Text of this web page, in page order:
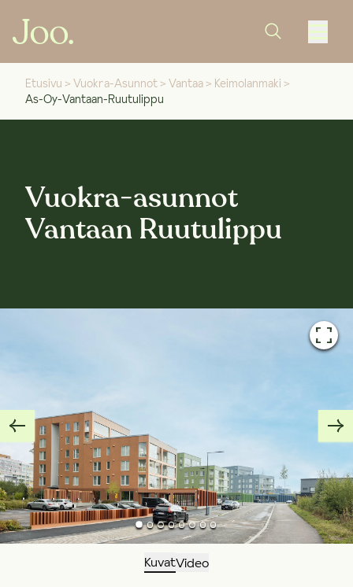
Etusivu > Vuokra-Asunnot > Vantaa > Keimolanmaki >
As-Oy-Vantaan-Ruutulippu
Vuokra-asunnot
Vantaan Ruutulippu
KuvatVideo